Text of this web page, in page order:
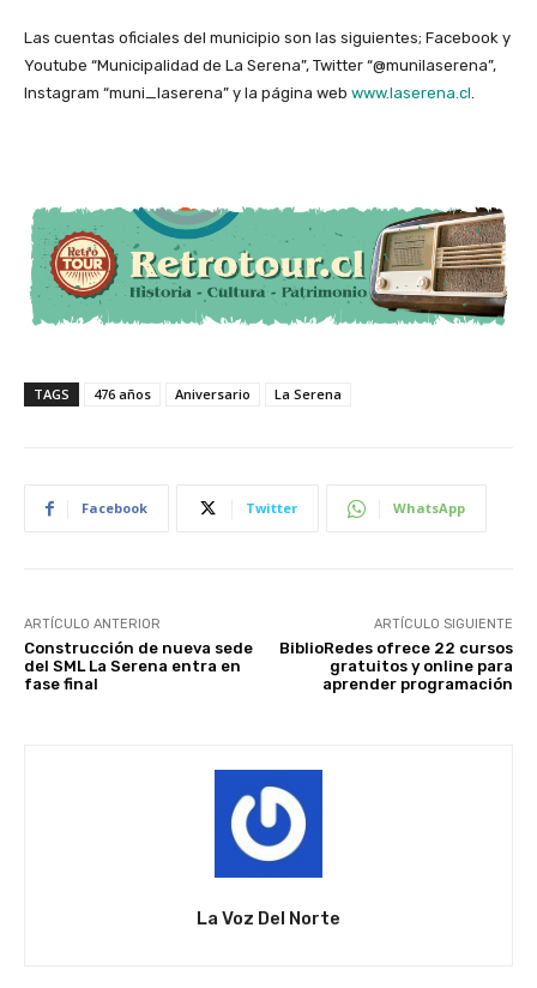
Las cuentas oficiales del municipio son las siguientes; Facebook y
Youtube “Municipalidad de La Serena”, Twitter “@munilaserena”,
Instagram “muni_laserena” y la página web www.laserena.cl
TAGS 476 años Aniversario La Serena
Facebook Twitter WhatsApp
ARTÍCULO ANTERIOR
Construcción de nueva sede
del SML La Serena entra en
fase final
ARTÍCULO SIGUIENTE
BiblioRedes ofrece 22 cursos
gratuitos y online para
aprender programación
La Voz Del Norte